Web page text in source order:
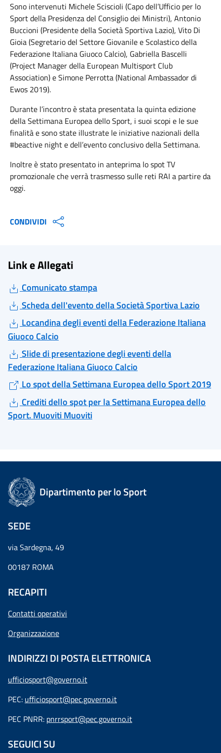
Sono intervenuti Michele Sciscioli (Capo dell’Ufficio per lo
Sport della Presidenza del Consiglio dei Ministri), Antonio
Buccioni (Presidente della Società Sportiva Lazio), Vito Di
Gioia (Segretario del Settore Giovanile e Scolastico della
Federazione Italiana Giuoco Calcio), Gabriella Bascelli
(Project Manager della European Multisport Club
Association) e Simone Perrotta (National Ambassador di
Ewos 2019).
Durante l’incontro è stata presentata la quinta edizione
della Settimana Europea dello Sport, i suoi scopi e le sue
finalità e sono state illustrate le iniziative nazionali della
#beactive night e dell’evento conclusivo della Settimana.
Inoltre è stato presentato in anteprima lo spot TV
promozionale che verrà trasmesso sulle reti RAI a partire da
oggi.
CONDIVIDI
Link e Allegati
Comunicato stampa
Scheda dell'evento della Società Sportiva Lazio
Locandina degli eventi della Federazione Italiana
Giuoco Calcio
Slide di presentazione degli eventi della
Federazione Italiana Giuoco Calcio
Lo spot della Settimana Europea dello Sport 2019
Crediti dello spot per la Settimana Europea dello
Sport. Muoviti Muoviti
Dipartimento per lo Sport
SEDE
via Sardegna, 49
00187 ROMA
RECAPITI
Contatti operativi
Organizzazione
INDIRIZZI DI POSTA ELETTRONICA
ufficiosport@governo.it
PEC: ufficiosport@pec.governo.it
PEC PNRR: pnrrsport@pec.governo.it
SEGUICI SU